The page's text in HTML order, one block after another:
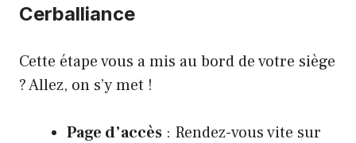
Cerballiance
Cette étape vous a mis au bord de votre siège
? Allez, on s’y met !
Page d’accès : Rendez-vous vite sur